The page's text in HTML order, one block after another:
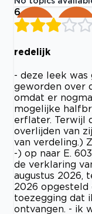
6
redelijk
- deze leek
geworden over
omdat er
mogelijke
erflater. Terwijl
overlijden van
van verdeling.)
-) op naar E.
de verklaring
augustus 2026,
2026 opgesteld
toezegging dat
ontvangen. - ik